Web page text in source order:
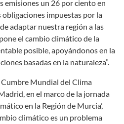
emisiones un 26 por ciento en
obligaciones impuestas por la
adaptar nuestra región a las
el cambio climático de la
posible, apoyándonos en la
basadas en la naturaleza”.
Mundial del Clima
en el marco de la jornada
en la Región de Murcia’,
climático es un problema